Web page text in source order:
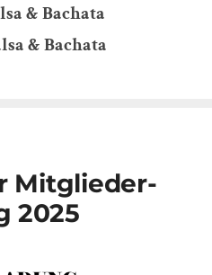
& Bachata
& Bachata
Mitglieder-
2025